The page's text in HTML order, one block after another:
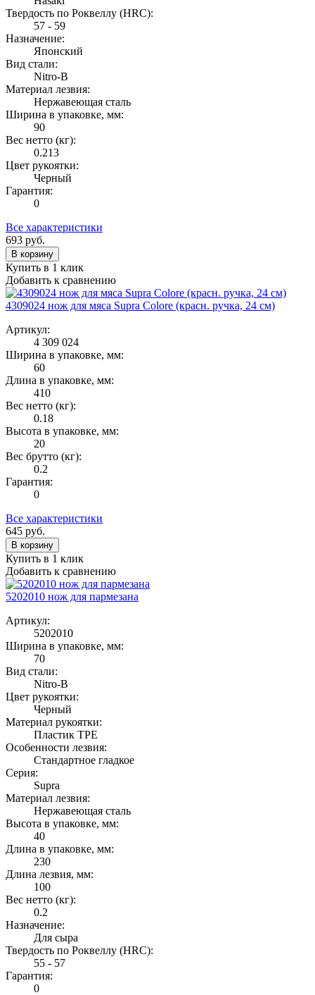
Твердость по Роквеллу (HRС):
57 - 59
Назначение:
Японский
Вид стали:
Nitro-B
Материал лезвия:
Нержавеющая сталь
Ширина в упаковке, мм:
90
Вес нетто (кг):
0.213
Цвет рукоятки:
Черный
Гарантия:
0
Все характеристики
693 руб.
В корзину
Купить в 1 клик
Добавить к сравнению
4309024 нож для мяса Supra Colore (красн. ручка, 24 см)
Артикул:
4 309 024
Ширина в упаковке, мм:
60
Длина в упаковке, мм:
410
Вес нетто (кг):
0.18
Высота в упаковке, мм:
20
Вес брутто (кг):
0.2
Гарантия:
0
Все характеристики
645 руб.
В корзину
Купить в 1 клик
Добавить к сравнению
5202010 нож для пармезана
Артикул:
5202010
Ширина в упаковке, мм:
70
Вид стали:
Nitro-B
Цвет рукоятки:
Черный
Материал рукоятки:
Пластик TPE
Особенности лезвия:
Стандартное гладкое
Серия:
Supra
Материал лезвия:
Нержавеющая сталь
Высота в упаковке, мм:
40
Длина в упаковке, мм:
230
Длина лезвия, мм:
100
Вес нетто (кг):
0.2
Назначение:
Для сыра
Твердость по Роквеллу (HRС):
55 - 57
Гарантия:
0